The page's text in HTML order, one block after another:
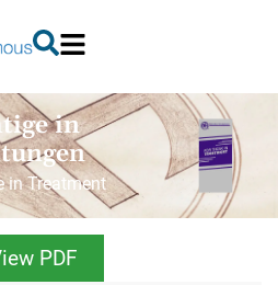
in
in Treatment
PDF